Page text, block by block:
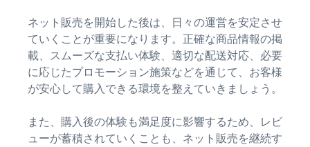
ネット販売を開始した後は、日々の運営を安定させ
ていくことが重要になります。正確な商品情報の掲
載、スムーズな支払い体験、適切な配送対応、必要
に応じたプロモーション施策などを通じて、お客様
が安心して購入できる環境を整えていきましょう。
また、購入後の体験も満足度に影響するため、レビ
ューが蓄積されていくことも、ネット販売を継続す